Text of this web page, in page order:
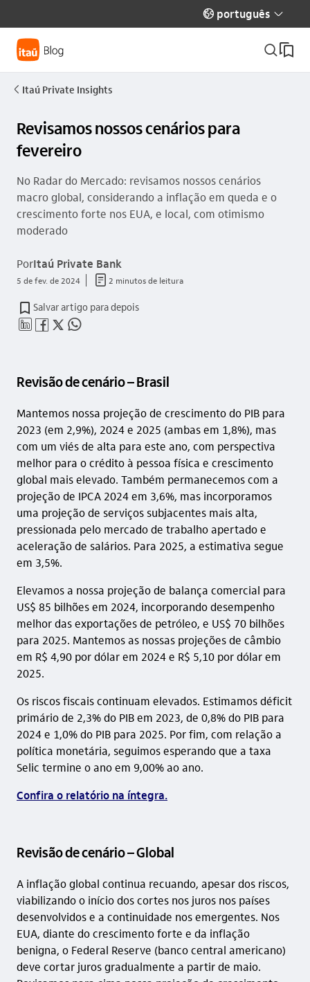
globo_outline português seta_baixo
busca_outline
seta_esquerda Itaú Private Insights
Revisamos nossos cenários para
fevereiro
No Radar do Mercado: revisamos nossos cenários
macro global, considerando a inflação em queda e o
crescimento forte nos EUA, e local, com otimismo
moderado
PorItaú Private Bank
5 de fev. de 2024 documento_outline 2 minutos de leitura
Salvar artigo para depois
linkedin_base facebook_outline twitter_outline whatsapp_outline
Revisão de cenário – Brasil
Mantemos nossa projeção de crescimento do PIB para
2023 (em 2,9%), 2024 e 2025 (ambas em 1,8%), mas
com um viés de alta para este ano, com perspectiva
melhor para o crédito à pessoa física e crescimento
global mais elevado. Também permanecemos com a
projeção de IPCA 2024 em 3,6%, mas incorporamos
uma projeção de serviços subjacentes mais alta,
pressionada pelo mercado de trabalho apertado e
aceleração de salários. Para 2025, a estimativa segue
em 3,5%.
Elevamos a nossa projeção de balança comercial para
US$ 85 bilhões em 2024, incorporando desempenho
melhor das exportações de petróleo, e US$ 70 bilhões
para 2025. Mantemos as nossas projeções de câmbio
em R$ 4,90 por dólar em 2024 e R$ 5,10 por dólar em
2025.
Os riscos fiscais continuam elevados. Estimamos déficit
primário de 2,3% do PIB em 2023, de 0,8% do PIB para
2024 e 1,0% do PIB para 2025. Por fim, com relação a
política monetária, seguimos esperando que a taxa
Selic termine o ano em 9,00% ao ano.
Confira o relatório na íntegra.
Revisão de cenário – Global
A inflação global continua recuando, apesar dos riscos,
viabilizando o início dos cortes nos juros nos países
desenvolvidos e a continuidade nos emergentes. Nos
EUA, diante do crescimento forte e da inflação
benigna, o Federal Reserve (banco central americano)
deve cortar juros gradualmente a partir de maio.